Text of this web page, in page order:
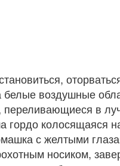
белые воздушные
в
гордо колосящаяся
с желтыми
носиком,